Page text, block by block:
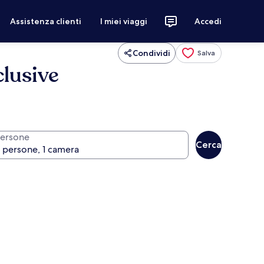
Assistenza clienti I miei viaggi Accedi
Condividi Salva
Cerca